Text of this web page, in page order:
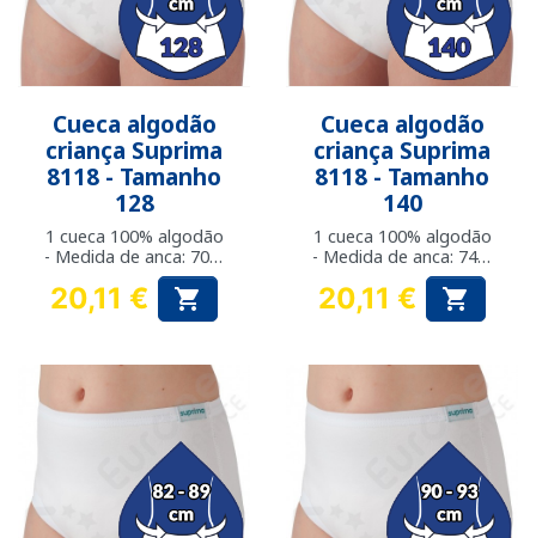
Cueca algodão
criança Suprima
8118 - Tamanho
128
1 cueca 100% algodão
- Medida de anca: 70 a
Preço
20,11 € 
Cueca algodão
criança Suprima
8118 - Tamanho
140
1 cueca 100% algodão
- Medida de anca: 74 a
Preço
20,11 € 